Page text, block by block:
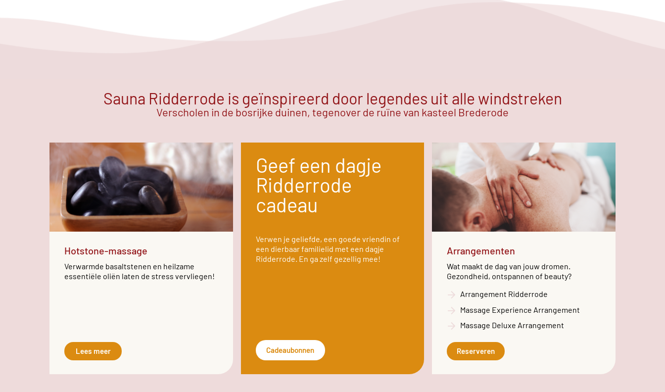
Sauna Ridderrode is geïnspireerd door legendes uit alle windstreken
Verscholen in de bosrijke duinen, tegenover de ruïne van kasteel Brederode
Hotstone-massage
Verwarmde basaltstenen en heilzame
essentiële oliën laten de stress vervliegen!
Lees meer
Geef een dagje
Ridderrode
cadeau
Verwen je geliefde, een goede vriendin of
een dierbaar familielid met een dagje
Ridderrode. En ga zelf gezellig mee!
Cadeaubonnen
Arrangementen
Wat maakt de dag van jouw dromen.
Gezondheid, ontspannen of beauty?
Arrangement Ridderrode
Massage Experience Arrangement
Massage Deluxe Arrangement
Reserveren